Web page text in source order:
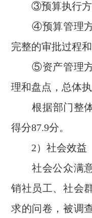
③预算执行方
④预算管理方
完整的审批过程
⑤资产管理方
理和盘点，总体执
根据部门整体
得分87.9分。
2）社会效益
社会公众满意
销社员工、社会
求的问卷，被调